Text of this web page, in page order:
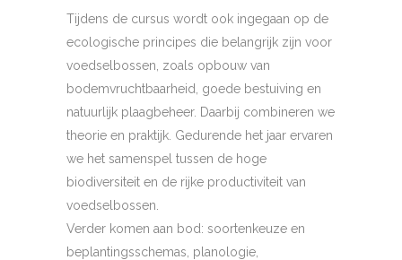
Tijdens de cursus wordt ook ingegaan op de
ecologische principes die belangrijk zijn voor
voedselbossen, zoals opbouw van
bodemvruchtbaarheid, goede bestuiving en
natuurlijk plaagbeheer. Daarbij combineren we
theorie en praktijk. Gedurende het jaar ervaren
we het samenspel tussen de hoge
biodiversiteit en de rijke productiviteit van
voedselbossen.
Verder komen aan bod: soortenkeuze en
beplantingsschemas, planologie,